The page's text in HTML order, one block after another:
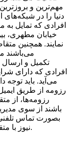
مهم‌ترین و
دنیا را در شبکه‌های
افرادی که تمایل
نمایند. همچنین
می‌باشند
افرادی که دارای
می‌آید. باید
رزومه از طریق
رزومه‌ها، از
باشند از سوی
بصورت تماس
نیوز با متقاضیان از طریق پیامک یا ایمیل تماس نمی‌گیرد.